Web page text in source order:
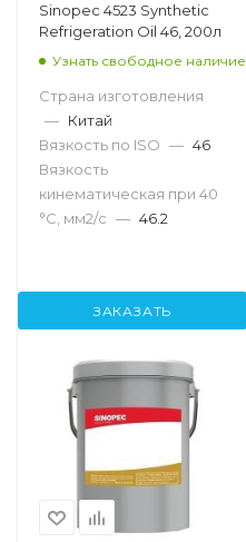
Sinopec 4523 Synthetic
Refrigeration Oil 46, 200л
Узнать свободное наличие
Страна изготовления
— Китай
Вязкость по ISO — 46
Вязкость
кинематическая при 40
°С, мм2/с — 46.2
ЗАКАЗАТЬ